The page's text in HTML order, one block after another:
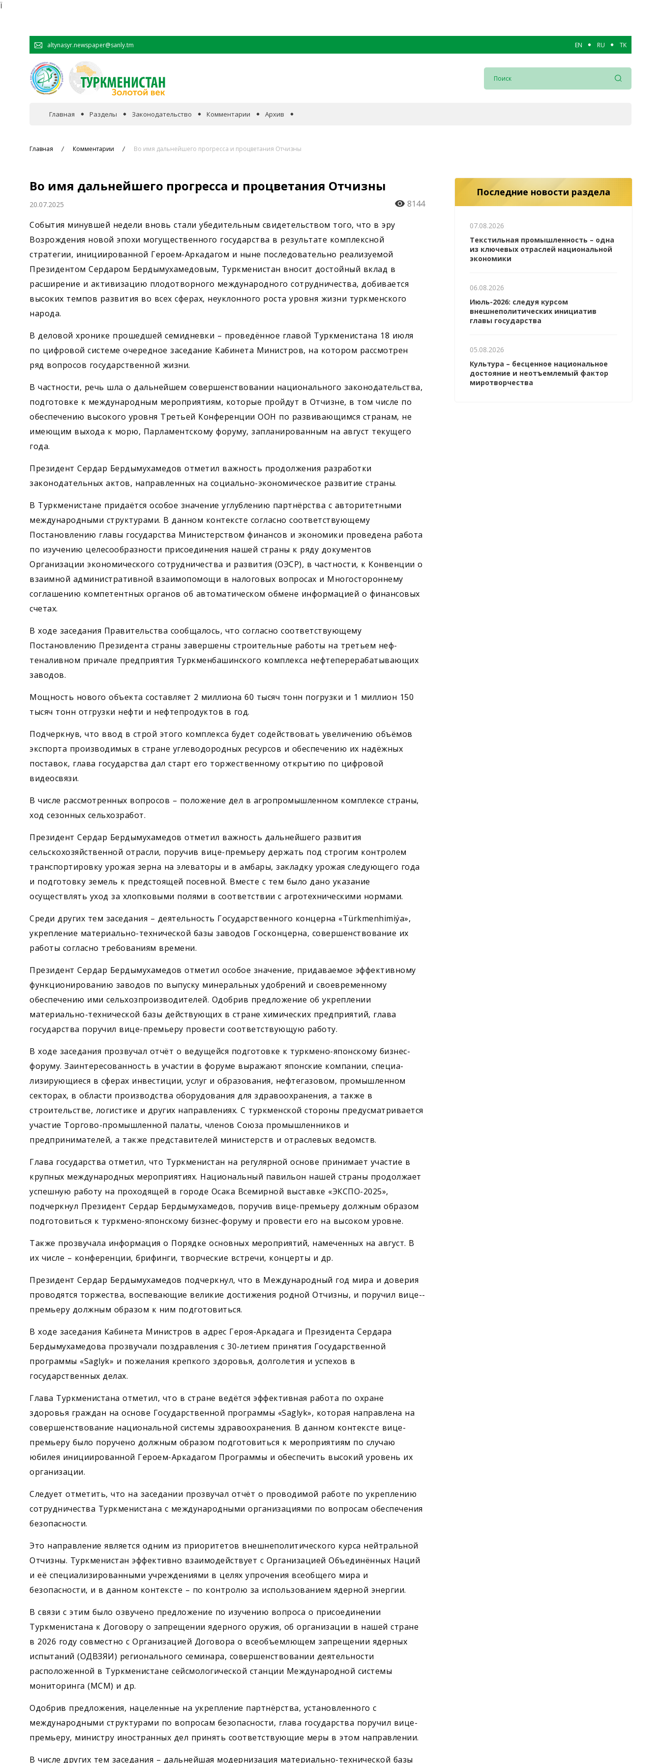
Ï
altynasyr.newspaper@sanly.tm EN RU TK
Главная Разделы
Экономика
Общество
Спорт
Законодательство Комментарии Архив
Главная Комментарии Во имя дальнейшего прогресса и процветания Отчизны
Во имя дальнейшего прогресса и процветания Отчизны
20.07.2025
8144
События минувшей недели вновь стали убедительным свидетельством того, что в эру
Возрождения новой эпохи могущественного государства в результате комплексной
стратегии, инициированной Героем-Аркадагом и ныне последовательно реализуемой
Президентом Сердаром Бердымухамедовым, Туркменистан вносит достойный вклад в
расширение и активизацию плодотворного международного сотрудничества, добивается
высоких темпов развития во всех сферах, неуклонного роста уровня жизни туркменского
народа.
В деловой хронике прошедшей семидневки – проведённое главой Туркменистана 18 июля
по цифровой системе очередное заседание Кабинета Министров, на котором рассмотрен
ряд вопросов государственной жизни.
В частности, речь шла о дальнейшем совершенствовании национального законодательства,
подготовке к международным ­мероприятиям, которые пройдут в Отчизне, в том числе по
обеспечению высокого уровня Третьей Конференции ООН по развивающимся странам, не
имею­щим выхода к морю, Парламентскому форуму, запланированным на август текущего
года.
Президент Сердар Бердымухамедов отметил важность продолжения разработки
законодательных актов, направленных на социально-экономическое развитие страны.
В Туркменистане придаётся особое значение углублению партнёрства с авторитетными
международными структурами. В данном контексте согласно соответствующему
Постановлению главы государства Министерством финансов и экономики проведена работа
по изучению целесообразности присоединения нашей страны к ряду документов
Организации экономического сотрудничества и развития (ОЭСР), в частности, к Конвенции о
взаимной административной взаимопомощи в налоговых вопросах и Многостороннему
соглашению компетентных органов об автоматическом обмене информацией о финансовых
счетах.
В ходе заседания Правительства сообщалось, что согласно соответствующему
Постановлению Президента страны завершены строительные работы на третьем неф­
теналивном причале предприятия Туркменбашинского комплекса нефтеперерабатывающих
заводов.
Мощность нового объекта составляет 2 миллиона 60 тысяч тонн погрузки и 1 миллион 150
тысяч тонн отгрузки нефти и нефтепродуктов в год.
Подчеркнув, что ввод в строй этого комплекса будет содействовать увеличению объёмов
экспорта производимых в стране углеводородных ресурсов и обеспечению их надёжных
поставок, глава государства дал старт его торжественному открытию по цифровой
видеосвязи.
В числе рассмотренных вопросов – положение дел в агропромышленном ­комплексе страны,
ход сезонных сельхозработ.
Президент Сердар Бердымухамедов отметил важность дальнейшего развития
сельскохозяйственной отрасли, поручив ­вице-премьеру держать под строгим контролем
транспортировку урожая зерна на элеваторы и в амбары, закладку урожая следующего года
и подготовку земель к предстоящей посевной. Вместе с тем было дано указание
осуществлять уход за хлопковыми полями в соответствии с агротехническими нормами.
Среди других тем заседания – деятельность Государственного концерна «Türkmenhimiýa»,
укреп­ление материально-технической базы заводов Госконцерна, совершенствование их
работы согласно требованиям времени.
Президент Сердар Бердымухамедов отметил особое значение, придаваемое эффективному
функционированию заводов по выпуску минеральных удобрений и своевременному
обеспечению ими сельхозпроизводителей. Одобрив предложение об укреплении
материально-технической базы действующих в стране химических предприятий, глава
государства поручил вице-премьеру провести соответствующую работу.
В ходе заседания прозвучал отчёт о ведущейся подготовке к турк­мено-японскому бизнес-
форуму. Заинтересованность в участии в форуме выражают японские компании, специа­
лизирующиеся в сферах инвестиции, услуг и образования, нефтегазовом, промышленном
секторах, в области производства оборудования для здравоохранения, а также в
строительстве, логистике и других направлениях. С туркменской стороны предусматривается
участие Торгово-промышленной палаты, членов Союза промышленников и
предпринимателей, а также представителей министерств и отраслевых ведомств.
Глава государства отметил, что Туркменистан на регулярной основе принимает участие в
крупных международных мероприятиях. Национальный павильон нашей страны продолжает
успешную работу на проходящей в городе Осака Всемирной выставке ­«ЭКСПО-2025»,
подчеркнул Президент Сердар Бердымухамедов, поручив вице-премьеру должным образом
подготовиться к туркмено-японскому бизнес-форуму и провести его на высоком уровне.
Также прозвучала информация о Порядке основных мероприятий, намеченных на август. В
их числе – конференции, брифинги, творческие встречи, концерты и др.
Президент Сердар Бердымухамедов подчеркнул, что в Международный год мира и доверия
проводятся торжества, воспевающие великие достижения родной Отчизны, и поручил ­вице-­­
пре­мьеру должным образом к ним подготовиться.
В ходе заседания Кабинета Министров в адрес Героя-­Аркадага и Президента Сердара
Бердымухамедова прозвучали поздравления с 30-летием принятия Государственной
программы «Saglyk» и пожелания крепкого ­здоровья, долголетия и успехов в
государственных делах.
Глава Туркменистана отметил, что в стране ведётся эффективная работа по охране
здоровья граждан на основе Государственной программы «Saglyk», которая направлена на
совершенствование ­национальной системы здравоохранения. В данном контексте вице-
премьеру было поручено должным образом подготовиться к мероприятиям по случаю
юбилея инициированной Героем-Аркадагом Программы и обеспечить высокий уровень их
организации.
Следует отметить, что на заседании прозвучал отчёт о проводимой работе по ­укреплению
сотрудничества Туркменистана с международными организациями по вопросам обеспечения
безо­пасности.
Это направление является одним из приоритетов внешнеполитического курса нейтральной
Отчизны. Туркменистан эффективно взаимодействует с Организацией Объединённых Наций
и её специа­лизированными учреждениями в целях упрочения всеобщего мира и
безопасности, и в данном контексте – по контролю за использованием ядерной энергии.
В связи с этим было озвучено предложение по изучению вопроса о присоединении
Туркменистана к Договору о запрещении ядерного оружия, об организации в нашей стране
в 2026 году совместно с Организацией Договора о всеобъемлющем запрещении ядерных
испытаний (ОДВЗЯИ) регионального семинара, совершенствовании деятельности
расположенной в Туркменистане сейсмологической станции Международной системы
мониторинга (МСМ) и др.
Одобрив предложения, нацеленные на укрепление партнёрства, установленного с
международными структурами по вопросам безопасности, глава государства поручил вице-
премьеру, министру иностранных дел принять соответствующие меры в этом направлении.
В числе других тем заседания – дальнейшая модернизация материально-технической базы
Последние новости раздела
07.08.2026
Текстильная промышленность – одна
из ключевых отраслей национальной
экономики
06.08.2026
Июль-2026: следуя курсом
внешнеполитических инициатив
главы государства
05.08.2026
Культура – бесценное национальное
достояние и неотъемлемый фактор
миротворчества